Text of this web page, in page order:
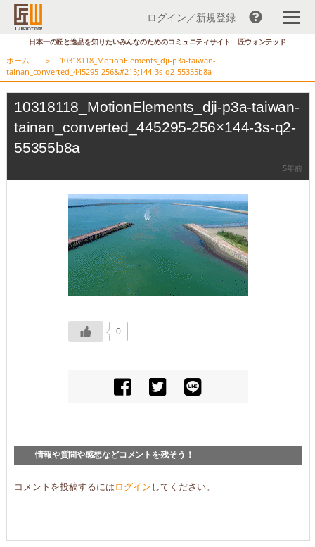
ン
テ
プ
ログイン／新規登録
日本一の匠と逸品を知りたいみんなのためのコミュニティサイト 匠ウォンテッド
ホーム ＞ 10318118_MotionElements_dji-p3a-taiwan-
tainan_converted_445295-256&#215;144-3s-q2-55355b8a
10318118_MotionElements_dji-p3a-taiwan-
tainan_converted_445295-256×144-3s-q2-
55355b8a
5年前
0
情報や質問や感想などコメントを残そう！
コメントを投稿するにはログインしてください。